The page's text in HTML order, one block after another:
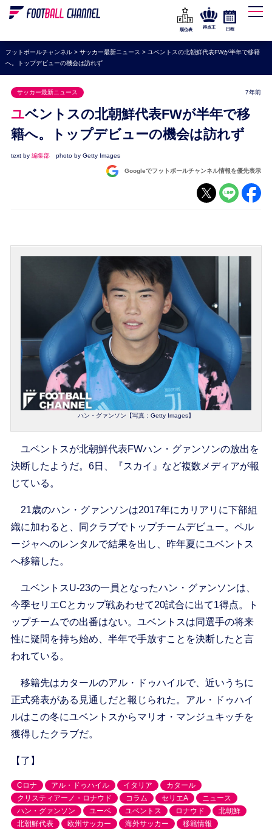
WEリーグ
海外サッカー
プレミアリーグ
ラ・リーガ
セリエA
ブンデスリーガ
UEFA
ナショナルチーム
順位表
得点王 日程
フットボールチャンネル> サッカー最新ニュース > ユベントスの北朝鮮代表FWが半年で移籍
へ。トップデビューの機会は訪れず
サッカー最新ニュース 7年前
ユベントスの北朝鮮代表FWが半年で移
籍へ。トップデビューの機会は訪れず
text by 編集部 photo by Getty Images
Googleでフットボールチャンネル情報を優先表示
ハン・グァンソン【写真：Getty Images】
ユベントスが北朝鮮代表FWハン・グァンソンの放出を
決断したようだ。6日、『スカイ』など複数メディアが報
じている。
21歳のハン・グァンソンは2017年にカリアリに下部組
織に加わると、同クラブでトップチームデビュー。ペル
ージャへのレンタルで結果を出し、昨年夏にユベントス
へ移籍した。
ユベントスU-23の一員となったハン・グァンソンは、
今季セリエCとカップ戦あわせて20試合に出て1得点。ト
ップチームでの出番はない。ユベントスは同選手の将来
性に疑問を持ち始め、半年で手放すことを決断したと言
われている。
移籍先はカタールのアル・ドゥハイルで、近いうちに
正式発表がある見通しだと報じられた。アル・ドゥハイ
ルはこの冬にユベントスからマリオ・マンジュキッチを
獲得したクラブだ。
【了】
Cロナ アル・ドゥハイル イタリア
カタール
クリスティアーノ・ロナウド
コラム セリエA
ニュース
ハン・グァンソン
ユーベ ユベントス ロナウド
北朝鮮
北朝鮮代表
欧州サッカー 海外サッカー 移籍情報